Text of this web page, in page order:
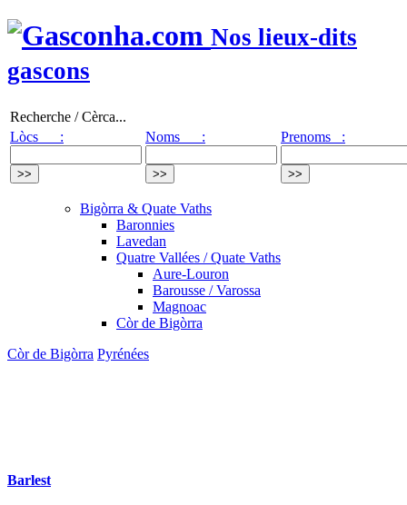
Nos lieux-dits
gascons
Recherche / Cèrca...
Lòcs :
Noms : Prenoms :
Bigòrra & Quate Vaths
Baronnies
Lavedan
Quatre Vallées / Quate Vaths
Aure-Louron
Barousse / Varossa
Magnoac
Còr de Bigòrra
Còr de Bigòrra Pyrénées
Barlest